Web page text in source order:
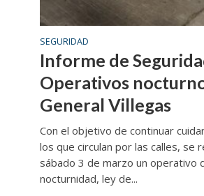
SEGURIDAD
Informe de
Operativos
General Villegas
Con el objetivo de continuar
los que circulan por las calles, se
sábado 3 de marzo un operativo
nocturnidad, ley de...